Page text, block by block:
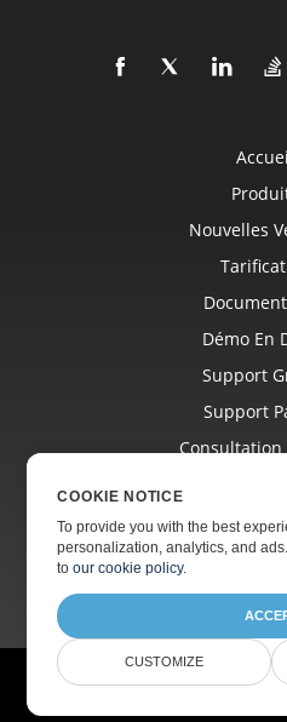
Nouvelles
Démo En
Support
Support
Consultation
Sites
À
© Aspose Pty Ltd 2001-
COOKIE NOTICE
To provide you with the best
personalization, analytics, and
toour cookie policy.
CUSTOMIZE